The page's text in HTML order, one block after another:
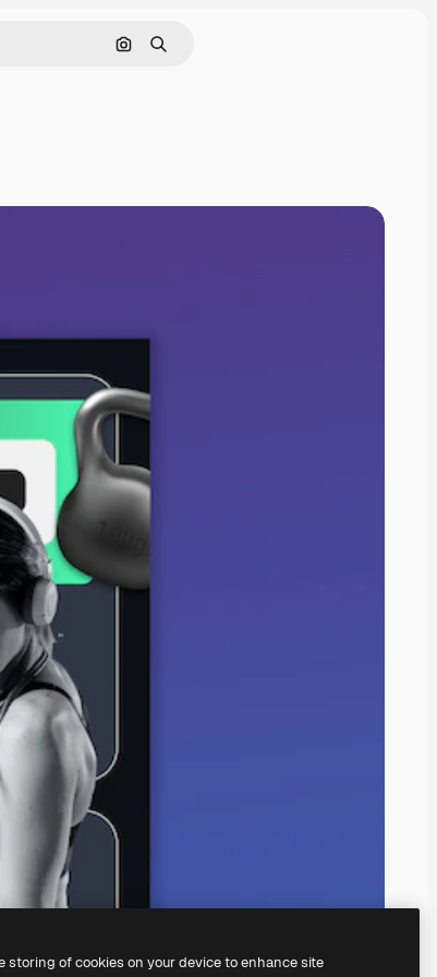
Buscar por imagen
Buscar
storing of cookies on your device to enhance site